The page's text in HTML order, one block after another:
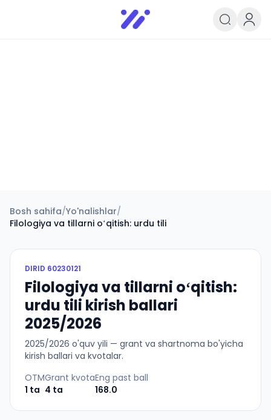
Infoedu
Ta&#039;lim xabarlari va
Bosh sahifa/Yo'nalishlar/
Filologiya va tillarni oʻqitish: urdu tili
DIRID 60230121
Filologiya va tillarni oʻqitish:
urdu tili kirish ballari
2025/2026
2025/2026 o'quv yili — grant va shartnoma bo'yicha
kirish ballari va kvotalar.
OTM
1 ta
Grant kvota
4 ta
Eng past ball
168.0